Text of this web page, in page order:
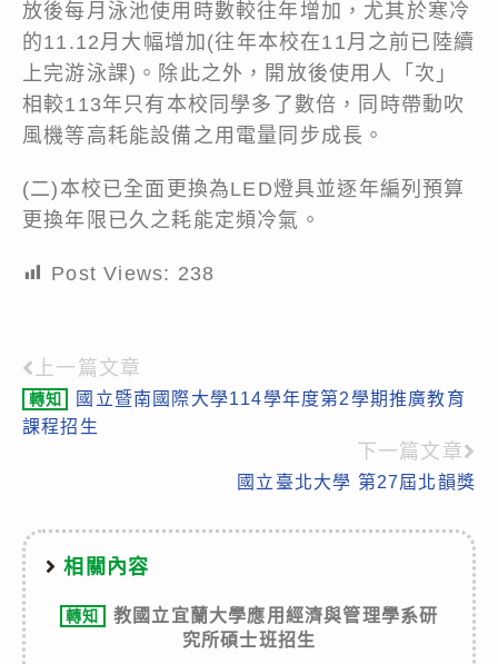
放後每月泳池使用時數較往年增加，尤其於寒冷
的11.12月大幅增加(往年本校在11月之前已陸續
上完游泳課)。除此之外，開放後使用人「次」
相較113年只有本校同學多了數倍，同時帶動吹
風機等高耗能設備之用電量同步成長。
(二)本校已全面更換為LED燈具並逐年編列預算
更換年限已久之耗能定頻冷氣。
Post Views: 238
Read
more
上一篇文章
轉知
國立暨南國際大學114學年度第2學期推廣教育
課程招生
下一篇文章
國立臺北大學 第27屆北韻獎
相關內容
轉知
教國立宜蘭大學應用經濟與管理學系研
究所碩士班招生